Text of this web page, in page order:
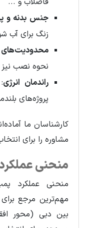
جنس بدنه و
زنگ برای آب
نحوه نصب نیز
راندمان انرژی
پروژه‌های
کارشناسان ما
مشاوره را برای
منحنی
منحنی عملکرد
مهم‌ترین مرجع
بین دبی (محور